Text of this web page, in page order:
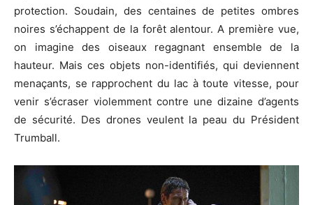
protection. Soudain, des centaines de petites ombres
noires s’échappent de la forêt alentour. A première vue,
on imagine des oiseaux regagnant ensemble de la
hauteur. Mais ces objets non-identifiés, qui deviennent
menaçants, se rapprochent du lac à toute vitesse, pour
venir s’écraser violemment contre une dizaine d’agents
de sécurité. Des drones veulent la peau du Président
Trumball.